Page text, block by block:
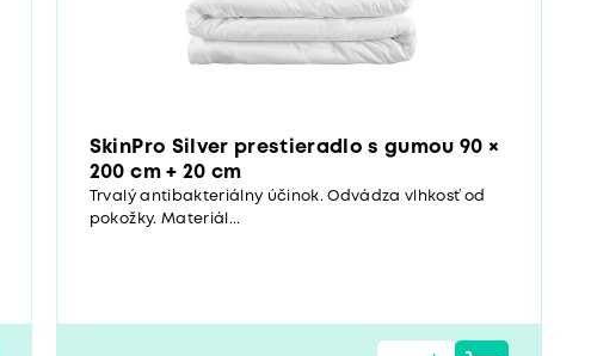
SkinPro Silver prestieradlo s gumou 90 ×
200 cm + 20 cm
Trvalý antibakteriálny účinok. Odvádza vlhkosť od
pokožky. Materiál...